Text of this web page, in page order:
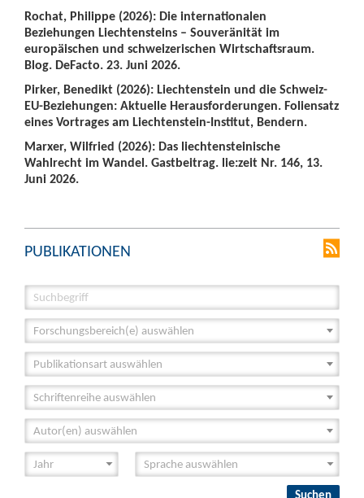
Rochat, Philippe (2026): Die internationalen
Beziehungen Liechtensteins – Souveränität im
europäischen und schweizerischen Wirtschaftsraum.
Blog. DeFacto. 23. Juni 2026.
Pirker, Benedikt (2026): Liechtenstein und die Schweiz-
EU-Beziehungen: Aktuelle Herausforderungen. Foliensatz
eines Vortrages am Liechtenstein-Institut, Bendern.
Marxer, Wilfried (2026): Das liechtensteinische
Wahlrecht im Wandel. Gastbeitrag. lie:zeit Nr. 146, 13.
Juni 2026.
PUBLIKATIONEN
Forschungsbereich(e) auswählen
Publikationsart auswählen
Schriftenreihe auswählen
Autor(en) auswählen